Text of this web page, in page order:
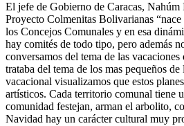
El jefe de Gobierno de Caracas, Nahúm
Proyecto Colmenitas Bolivarianas
los Concejos Comunales y en esa
hay comités de todo tipo, pero además
conversamos del tema de las
trataba del tema de los mas pequeños
vacacional visualizamos que estos
artísticos. Cada territorio comunal tiene
comunidad festejan, arman el arbolito,
Navidad hay un carácter cultural muy